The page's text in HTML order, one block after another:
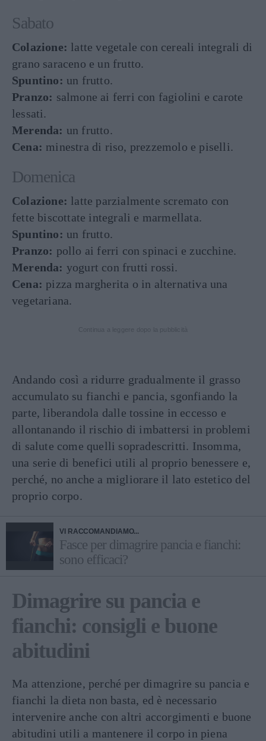
Sabato
Colazione: latte vegetale con cereali integrali di
grano saraceno e un frutto.
Spuntino: un frutto.
Pranzo: salmone ai ferri con fagiolini e carote
lessati.
Merenda: un frutto.
Cena: minestra di riso, prezzemolo e piselli.
Domenica
Colazione: latte parzialmente scremato con
fette biscottate integrali e marmellata.
Spuntino: un frutto.
Pranzo: pollo ai ferri con spinaci e zucchine.
Merenda: yogurt con frutti rossi.
Cena: pizza margherita o in alternativa una
vegetariana.
Andando così a ridurre gradualmente il grasso
accumulato su fianchi e pancia, sgonfiando la
parte, liberandola dalle tossine in eccesso e
allontanando il rischio di imbattersi in problemi
di salute come quelli sopradescritti. Insomma,
una serie di benefici utili al proprio benessere e,
perché, no anche a migliorare il lato estetico del
proprio corpo.
VI RACCOMANDIAMO...
Fasce per dimagrire pancia e fianchi:
sono efficaci?
Dimagrire su pancia e
fianchi: consigli e buone
abitudini
Ma attenzione, perché per dimagrire su pancia e
fianchi la dieta non basta, ed è necessario
intervenire anche con altri accorgimenti e buone
abitudini utili a mantenere il corpo in piena